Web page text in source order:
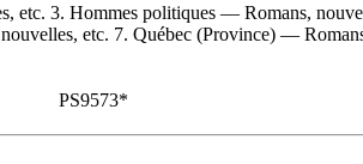
etc. 3. Hommes politiques — Romans,
etc. 7. Québec (Province) —
PS9573*